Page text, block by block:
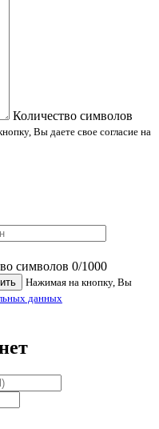
Количество символов
Вы даете свое согласие на
символов 0/1000
Нажимая на кнопку, Вы
данных